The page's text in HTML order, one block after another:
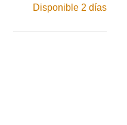
Disponible 2 días